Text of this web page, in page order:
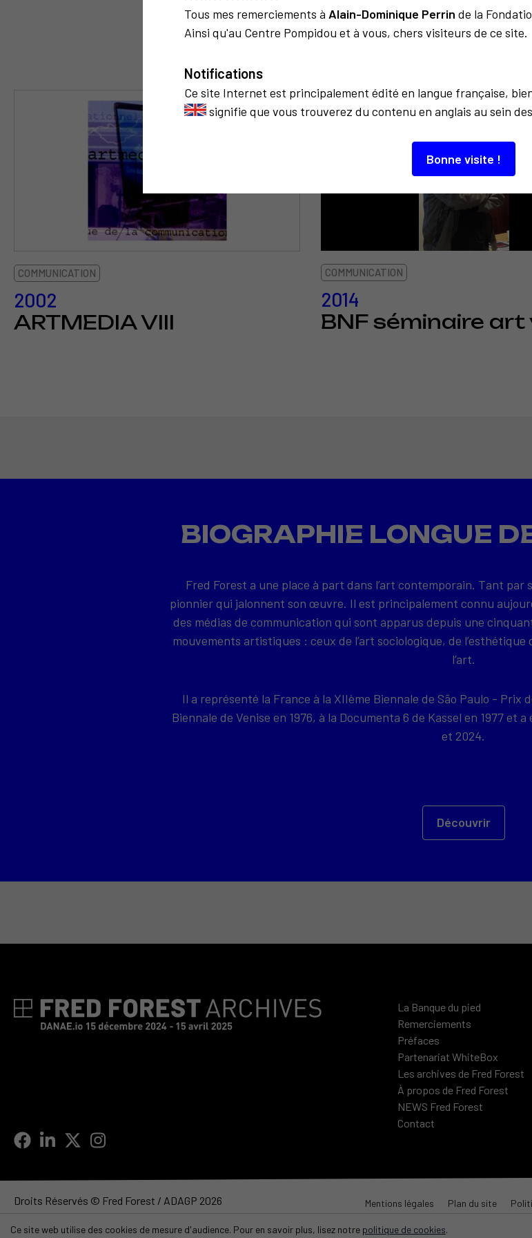
Tous mes remerciements à Alain-Dominique Perrin de la
Ainsi qu'au Centre Pompidou et à vous, chers visiteurs de ce site.
Notifications
Ce site Internet est principalement édité en langue française,
signifie que vous trouverez du contenu en anglais au sein
Bonne visite !
À découvrir
COMMUNICATION
2002
ARTMEDIA VIII
COMMUNICATION
2014
BNF séminaire art
BIOGRAPHIE LONGUE
Fred Forest a une place à part dans l’art contemporain. Tant
pionnier qui jalonnent son œuvre. Il est principalement connu
des médias de communication qui sont apparus depuis une
mouvements artistiques : ceux de l’art sociologique, de
l’art.
Il a représenté la France à la XIIème Biennale de São Paulo - Prix
Biennale de Venise en 1976, à la Documenta 6 de Kassel en 1977 et
et 2024.
Découvrir
La Banque du pied
Remerciements
Préfaces
Partenariat WhiteBox
Les archives de Fred Forest
À propos de Fred Forest
NEWS Fred Forest
Contact
Droits Réservés © Fred Forest / ADAGP 2026 Mentions légales Plan du site
Ce site web utilise des cookies de mesure d'audience. Pour en savoir plus, lisez notre politique de cookies.